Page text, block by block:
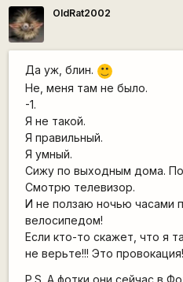
OldRat2002
Да уж, блин.
:)
Не, меня там не было.
-1.
Я не такой.
Я правильный.
Я умный.
Сижу по выходным дома.
Смотрю телевизор.
И не ползаю ночью часами
велосипедом!
Если кто-то скажет, что я
не верьте!!! Это